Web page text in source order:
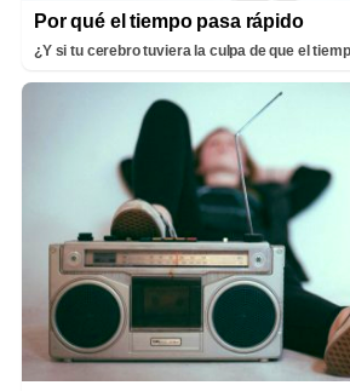
Por qué el tiempo pasa rápido
¿Y si tu cerebro tuviera la culpa de que el